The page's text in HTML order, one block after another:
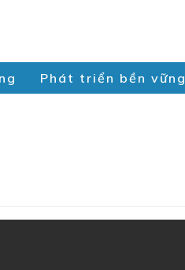
Phát triển bền vững